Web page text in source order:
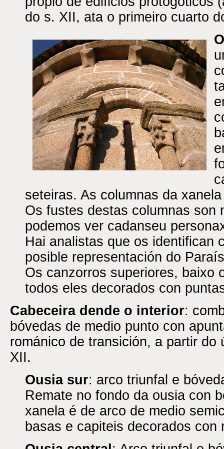
do s. XII, ata o primeiro cuarto
seteiras. As columnas da
Os fustes destas columnas son
podemos ver cadanseu
Hai analistas que os identifican
posible representación do
Os canzorros superiores, baixo
todos eles decorados con
Cabeceira dende o interior:
bóvedas de medio punto con
románico de transición, a partir do
XII.
Ousia sur: arco triunfal e
Remate no fondo da ousia con
xanela é de arco de medio
basas e capiteis decorados con